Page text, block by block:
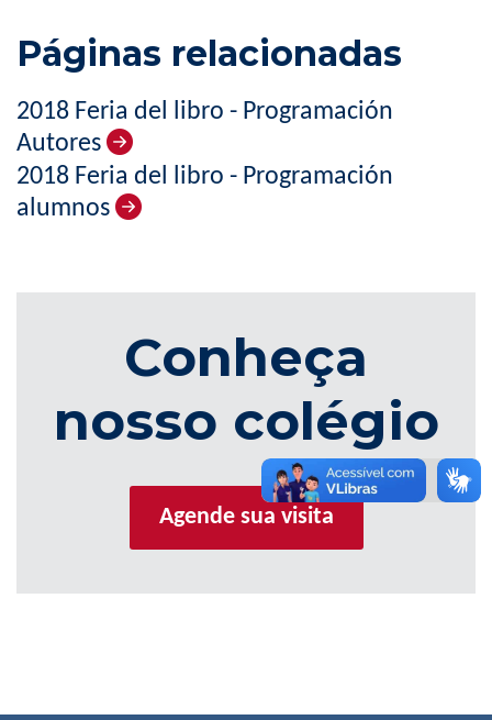
Páginas relacionadas
2018 Feria del libro - Programación
Autores
2018 Feria del libro - Programación
alumnos
Conheça
nosso colégio
Agende sua visita